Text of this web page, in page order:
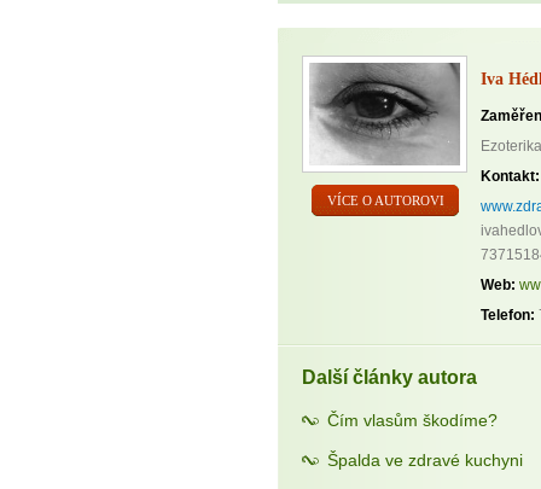
VÍCE O AUTOROVI
Iva
Kontakt:
Web:
Telefon:
Další články autora
Čím vlasům škodíme?
Špalda ve zdravé kuchyni